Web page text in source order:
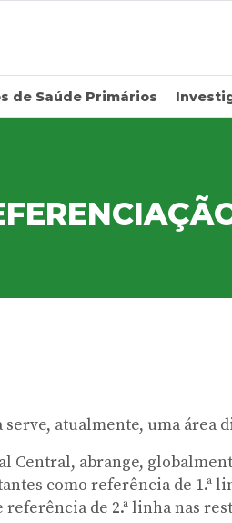
de Saúde Primários
serve, atualmente, uma área
Central, abrange,
como referência de 1.ª
de 2.ª linha nas